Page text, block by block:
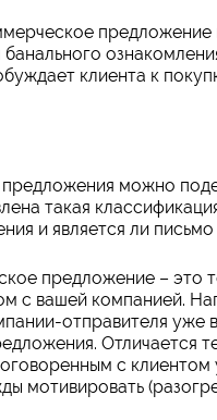
клиента к
можно
такая
и является ли
предложение – это
с вашей компанией.
отправителя уже
Отличается
с
мотивировать